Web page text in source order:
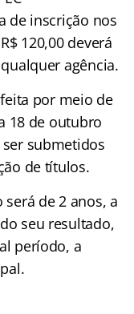
de inscrição nos
120,00 deverá
agência.
por meio de
18 de outubro
submetidos
de títulos.
de 2 anos, a
seu resultado,
período, a